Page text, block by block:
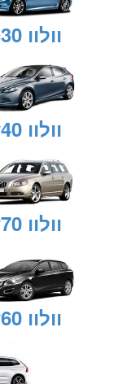
וולוו c30
וולוו v40
וולוו v70
וולוו v60